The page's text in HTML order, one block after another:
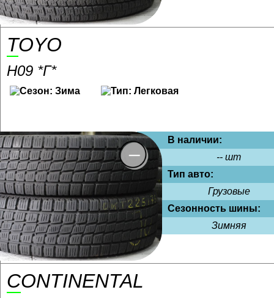
TOYO
H09 *Г*
В наличии:
-- шт
Тип авто:
Грузовые
Сезонность шины:
Зимняя
CONTINENTAL